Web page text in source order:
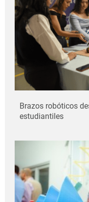
Brazos robóticos
estudiantiles